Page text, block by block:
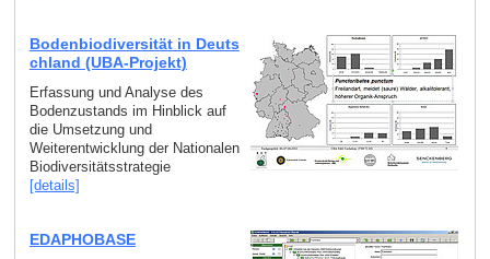
Bodenbiodiversität in Deuts
chland (UBA-Projekt)
Erfassung und Analyse des
Bodenzustands im Hinblick auf
die Umsetzung und
Weiterentwicklung der Nationalen
Biodiversitätsstrategie
[details]
EDAPHOBASE